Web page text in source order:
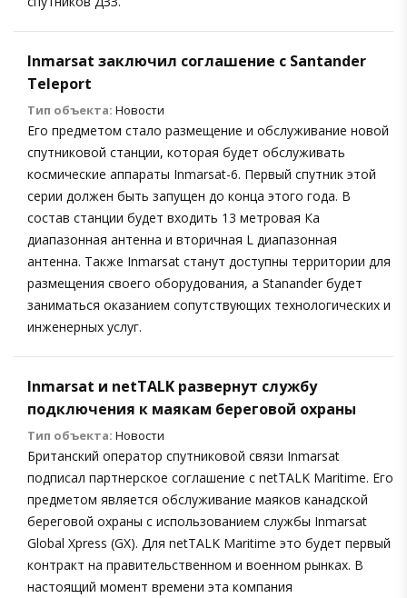
Inmarsat заключил соглашение с Santander
Teleport
Тип объекта: Новости
Его предметом стало размещение и обслуживание новой
спутниковой станции, которая будет обслуживать
космические аппараты Inmarsat-6. Первый спутник этой
серии должен быть запущен до конца этого года. В
состав станции будет входить 13 метровая Ка
диапазонная антенна и вторичная L диапазонная
антенна. Также Inmarsat станут доступны территории для
размещения своего оборудования, а Stanander будет
заниматься оказанием сопутствующих технологических и
инженерных услуг.
Inmarsat и netTALK развернут службу
подключения к маякам береговой охраны
Тип объекта: Новости
Британский оператор спутниковой связи Inmarsat
подписал партнерское соглашение с netTALK Maritime. Его
предметом является обслуживание маяков канадской
береговой охраны с использованием службы Inmarsat
Global Xpress (GX). Для netTALK Maritime это будет первый
контракт на правительственном и военном рынках. В
настоящий момент времени эта компания